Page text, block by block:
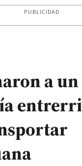
PUBLICIDAD
a un